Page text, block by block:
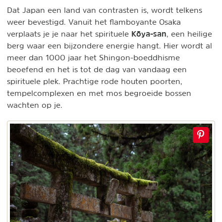
Dat Japan een land van contrasten is, wordt telkens
weer bevestigd. Vanuit het flamboyante Osaka
verplaats je je naar het spirituele Kōya-san, een heilige
berg waar een bijzondere energie hangt. Hier wordt al
meer dan 1000 jaar het Shingon-boeddhisme
beoefend en het is tot de dag van vandaag een
spirituele plek. Prachtige rode houten poorten,
tempelcomplexen en met mos begroeide bossen
wachten op je.